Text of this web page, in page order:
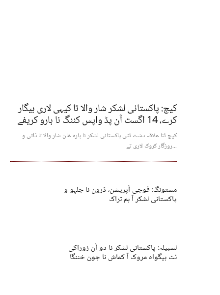
کیچ: پاکستانی لشکر شار والا تا کیہی لاری بیگار
کرے، 14 اگست آن پڈ واپس کننگ نا بارو کریفے
کیچ ئنا علاقہ دشت ئٹی پاکستانی لشکر نا پارہ غان شار والا تا ذاتی و
روزگار کروک لاری تے...
مستونگ: فوجی آپریشن، ڈرون نا جلہو و
پاکستانی لشکر آ بم تراک
لسبیلہ: پاکستانی لشکر نا دو آن زوراکی
ئٹ بیگواہ مروک آ کماش نا جون خننگا